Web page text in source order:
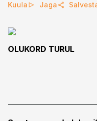
Kuula Jaga
OLUKORD TURUL